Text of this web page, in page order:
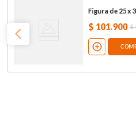
Figura de 25 x
$ 101.900 $